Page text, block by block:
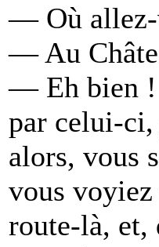
— Où allez-
— Au
— Eh bien !
par celui-ci,
alors, vous
vous
route-là, et,